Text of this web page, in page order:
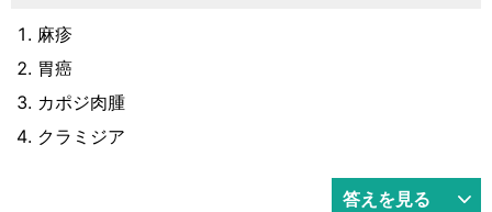
麻疹
胃癌
カポジ肉腫
クラミジア
答えを見る